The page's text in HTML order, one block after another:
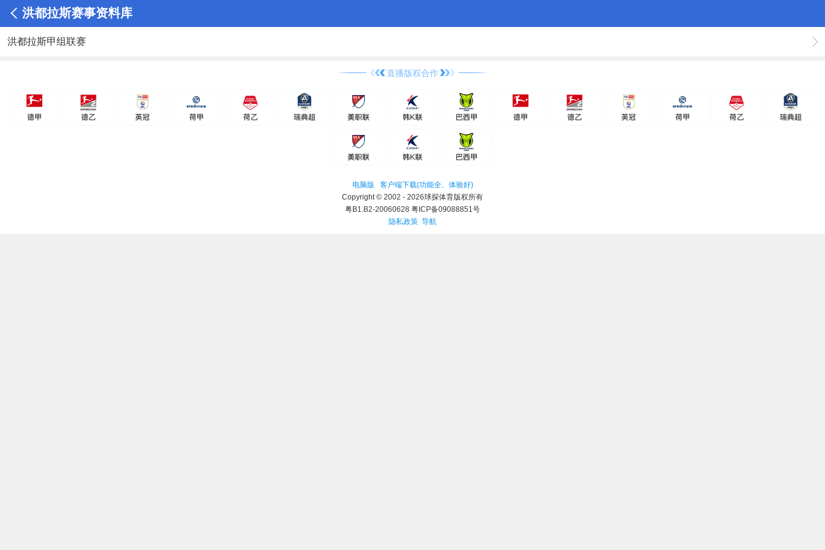
洪都拉斯赛事资料库
洪都拉斯甲组联赛
直播版权合作
电脑版
客户端下载(功能全、体验好)
Copyright © 2002 - 2026球探体育版权所有
粤B1.B2-20060628 粤ICP备09088851号
隐私政策 导航